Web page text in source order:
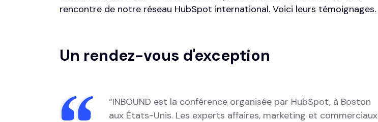
rencontre de notre réseau HubSpot international. Voici leurs témoignages.
Un rendez-vous d'exception
“INBOUND est la conférence organisée par HubSpot, à Boston
aux États-Unis. Les experts affaires, marketing et commerciaux